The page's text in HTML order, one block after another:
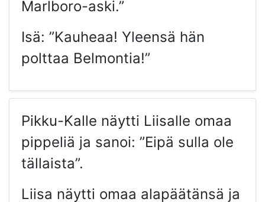
Marlboro-aski.”
Isä: ”Kauheaa! Yleensä hän
polttaa Belmontia!”
Pikku-Kalle näytti Liisalle omaa
pippeliä ja sanoi: ”Eipä sulla ole
tällaista”.
Liisa näytti omaa alapäätänsä ja